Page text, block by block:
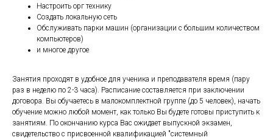
Настроить орг технику
Создать локальную сеть
Обслуживать парки машин (организации с большим количеством
компьютеров)
и многое другое
Занятия проходят в удобное для ученика и преподавателя время (пару
раз в неделю по 2-3 часа). Расписание составляется при заключении
договора. Вы обучаетесь в малокомплектной группе (до 5 человек), начать
обучение можно любой момент, как только Вы будете готовы приступить к
занятиям. По окончанию курса Вас ожидает выпускной экзамен,
свидетельство с присвоенной квалификацией "системный